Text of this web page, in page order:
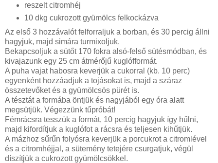
reszelt citromhéj
10 dkg cukrozott gyümölcs felkockázva
Az első 3 hozzávalót felforraljuk a borban, és 30 percig állni
hagyjuk, majd simára turmixoljuk.
Bekapcsoljuk a sütőt 170 fokra alsó-felső sütésmódban, és
kivajazunk egy 25 cm átmérőjű kuglófformát.
A puha vajat habosra keverjük a cukorral (kb. 10 perc)
egyenként hozzáadjuk a tojásokat is, majd a száraz
összetevőket és a gyümölcsös pürét is.
A tésztát a formába öntjük és nagyjából egy óra alatt
megsütjük. Végezzünk tűpróbát!
Fémrácsra tesszük a formát, 10 percig hagyjuk így hűlni,
majd kifordítjuk a kuglófot a rácsra és teljesen kihűtjük.
A mázhoz sűrűn folyósra keverjük a porcukrot a citromlével
és a citromhéjjal, a sütemény tetejére csurgatjuk, végül
díszítjük a cukrozott gyümölcsökkel.